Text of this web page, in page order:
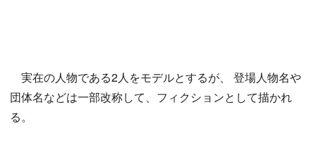
実在の人物である2人をモデルとするが、 登場人物名や
団体名などは一部改称して、フィクションとして描かれ
る。